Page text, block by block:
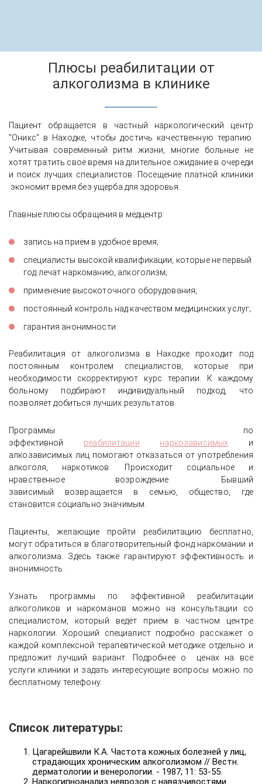
Плюсы реабилитации от
алкоголизма в клинике
Пациент обращается в частный наркологический центр
"Оникс" в Находке, чтобы достичь качественную терапию.
Учитывая современный ритм жизни, многие больные не
хотят тратить своё время на длительное ожидание в очереди
и поиск лучших специалистов. Посещение платной клиники
экономит время без ущерба для здоровья.
Главные плюсы обращения в медцентр:
запись на приём в удобное время;
специалисты высокой квалификации, которые не первый
год лечат наркоманию, алкоголизм;
применение высокоточного оборудования;
постоянный контроль над качеством медицинских услуг;
гарантия анонимности.
Реабилитация от алкоголизма в Находке проходит под
постоянным контролем специалистов, которые при
необходимости скорректируют курс терапии. К каждому
больному подбирают индивидуальный подход, что
позволяет добиться лучших результатов.
Программы по
эффективной реабилитации наркозависимых и
алкозависимых лиц помогают отказаться от употребления
алкоголя, наркотиков. Происходит социальное и
нравственное возрождение. Бывший
зависимый возвращается в семью, общество, где
становится социально значимым.
Пациенты, желающие пройти реабилитацию бесплатно,
могут обратиться в благотворительный фонд наркомании и
алкоголизма. Здесь также гарантируют эффективность и
анонимность.
Узнать программы по эффективной реабилитации
алкоголиков и наркоманов можно на консультации со
специалистом, который ведёт приём в частном центре
наркологии. Хороший специалист подробно расскажет о
каждой комплексной терапевтической методике отдельно и
предложит лучший вариант. Подробнее о ценах на все
услуги клиники и задать интересующие вопросы можно по
бесплатному телефону.
Список литературы:
Цагарейшвили К.А. Частота кожных болезней у лиц,
страдающих хроническим алкоголизмом // Вестн.
дерматологии и венерологии. - 1987; 11: 53-55.
Наркогипноанализ неврозов с навязчивостями